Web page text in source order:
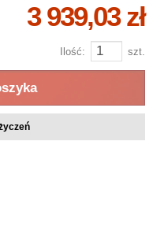
3 939,03 zł
Ilość: szt.